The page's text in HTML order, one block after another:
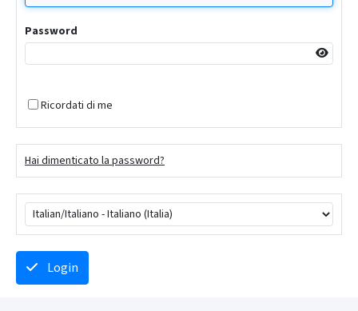
Password
Ricordati di me
Hai dimenticato la password?
Login